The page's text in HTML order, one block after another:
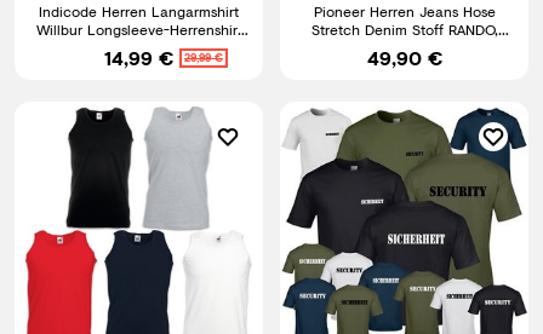
Indicode Herren Langarmshirt
Willbur Longsleeve-Herrenshirt
Grandad Shirt Männer
14,99 € 29,99 €
Pioneer Herren Jeans Hose
Stretch Denim Stoff RANDO,
RON MEGAFLEX Alle Farben
49,90 €